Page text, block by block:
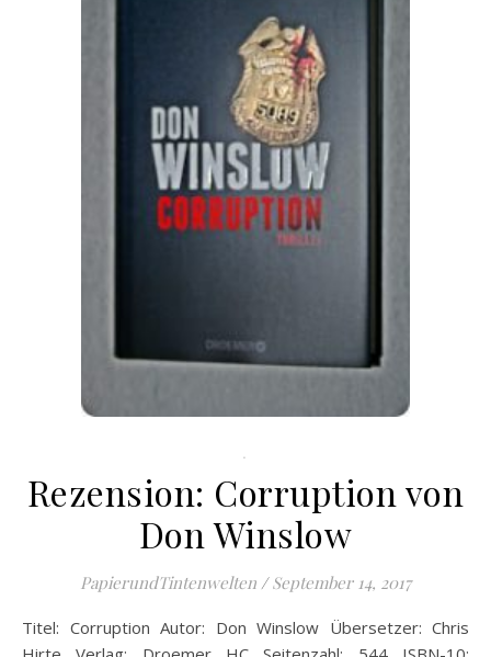
.
Rezension: Corruption von
Don Winslow
PapierundTintenwelten / September 14, 2017
Titel: Corruption Autor: Don Winslow Übersetzer: Chris